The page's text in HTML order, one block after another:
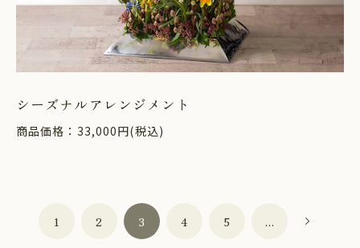
シーズナルアレンジメント
商品価格：33,000円(税込)
1 2 3 4 5 ...